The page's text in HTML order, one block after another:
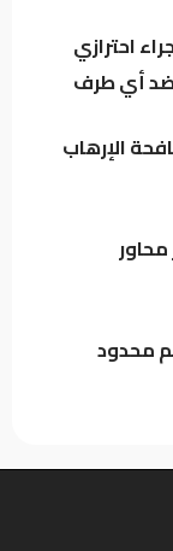
يدير الأزمات..
احترازي
ضد أي طرف
الإرهاب
محاور
محدود